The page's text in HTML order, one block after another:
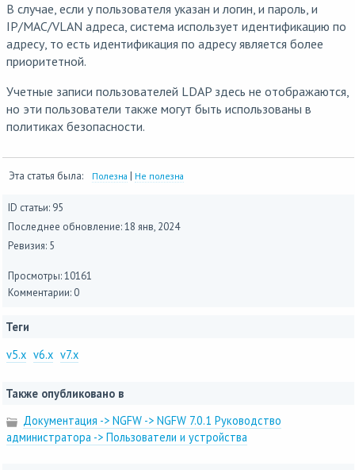
В случае, если у пользователя указан и логин, и пароль, и
IP/MAC/VLAN адреса, система использует идентификацию по
адресу, то есть идентификация по адресу является более
приоритетной.
Учетные записи пользователей LDAP здесь не отображаются,
но эти пользователи также могут быть использованы в
политиках безопасности.
Эта статья была: Полезна Не полезна
ID статьи: 95
Последнее обновление:18 янв, 2024
Ревизия: 5
Просмотры: 10161
Комментарии: 0
Теги
v5.x v6.x v7.x
Также опубликовано в
Документация -> NGFW -> NGFW 7.0.1 Руководство
администратора -> Пользователи и устройства